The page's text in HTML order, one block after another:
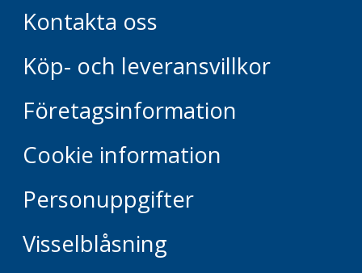
Kontakta oss
Köp- och leveransvillkor
Företagsinformation
Cookie information
Personuppgifter
Visselblåsning